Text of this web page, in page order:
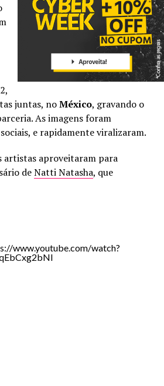
juntas, noMéxico, gravando o
As imagens foram
e rapidamente viralizaram.
artistas aproveitaram para
deNatti Natasha, que
www.youtube.com/watch?